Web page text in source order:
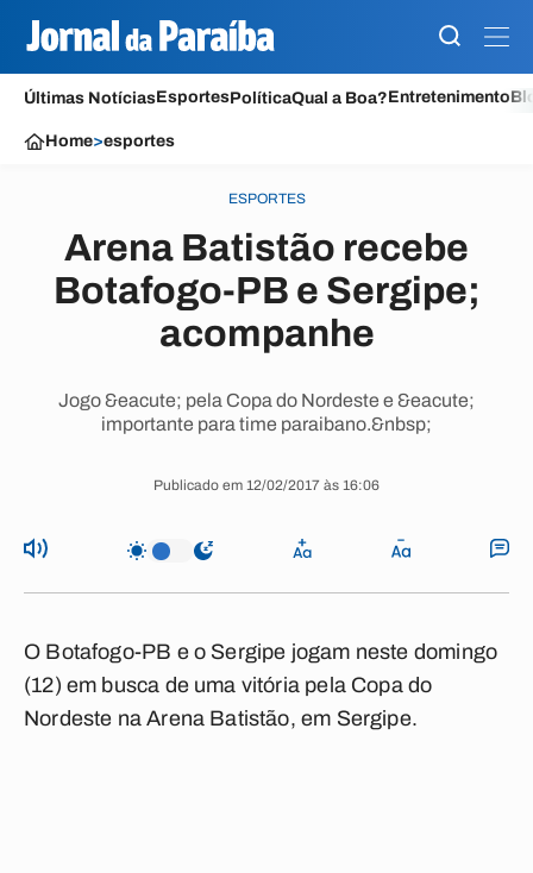
Últimas NotíciasEsportesPolíticaQual a Boa?Entretenimento
Home>esportes
ESPORTES
Arena Batistão recebe
Botafogo-PB e Sergipe;
acompanhe
Jogo &eacute; pela Copa do Nordeste e &eacute;
importante para time paraibano.&nbsp;
Publicado em 12/02/2017 às 16:06
O Botafogo-PB e o Sergipe jogam neste domingo
(12) em busca de uma vitória pela Copa do
Nordeste na Arena Batistão, em Sergipe.